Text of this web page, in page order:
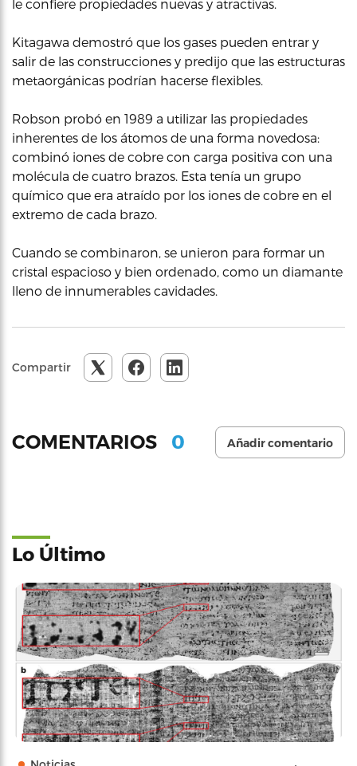
le confiere propiedades nuevas y atractivas.
Kitagawa demostró que los gases pueden entrar y
salir de las construcciones y predijo que las estructuras
metaorgánicas podrían hacerse flexibles.
Robson probó en 1989 a utilizar las propiedades
inherentes de los átomos de una forma novedosa:
combinó iones de cobre con carga positiva con una
molécula de cuatro brazos. Esta tenía un grupo
químico que era atraído por los iones de cobre en el
extremo de cada brazo.
Cuando se combinaron, se unieron para formar un
cristal espacioso y bien ordenado, como un diamante
lleno de innumerables cavidades.
Compartir
COMENTARIOS 0 Añadir comentario
Lo Último